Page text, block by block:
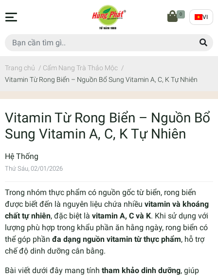
0 VI
Trang chủ / Cẩm Nang Trà Thảo Mộc /
Vitamin Từ Rong Biển – Nguồn Bổ Sung Vitamin A, C, K Tự Nhiên
Vitamin Từ Rong Biển – Nguồn Bổ
Sung Vitamin A, C, K Tự Nhiên
Hệ Thống
Thứ Sáu, 02/01/2026
Trong nhóm thực phẩm có nguồn gốc từ biển, rong biển
được biết đến là nguyên liệu chứa nhiều vitamin và khoáng
chất tự nhiên, đặc biệt là vitamin A, C và K. Khi sử dụng với
lượng phù hợp trong khẩu phần ăn hằng ngày, rong biển có
thể góp phần đa dạng nguồn vitamin từ thực phẩm, hỗ trợ
chế độ dinh dưỡng cân bằng.
Bài viết dưới đây mang tính tham khảo dinh dưỡng, giúp